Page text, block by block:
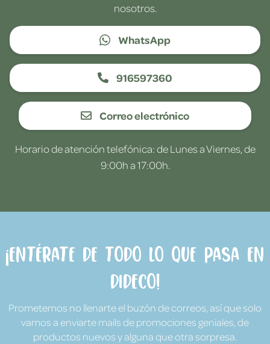
nosotros.
WhatsApp
916597360
Correo electrónico
Horario de atención telefónica: de Lunes a Viernes, de
9:00h a 17:00h.
¡Entérate de todo lo que pasa en
Dideco!
Prometemos no llenarte el buzón de correos, así que solo
vamos a enviarte mails de promociones geniales, de
productos nuevos y alguna que otra sorpresa.